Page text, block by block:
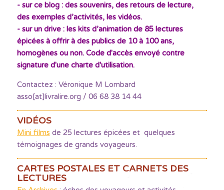
- sur ce blog : des souvenirs, des retours de lecture,
des exemples d’activités, les vidéos.
- sur un drive : les kits d’animation de 85 lectures
épicées à offrir à des publics de 10 à 100 ans,
homogènes ou non. Code d'accès envoyé contre
signature d'une charte d'utilisation.
Contactez : Véronique M Lombard
asso[at]livralire.org / 06 68 38 14 44
VIDÉOS
Mini films de 25 lectures épicées et quelques
témoignages de grands voyageurs.
CARTES POSTALES ET CARNETS DES
LECTURES